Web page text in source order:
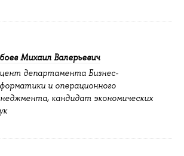
Михаил Валерьевич
департамента Бизнес-
и операционного
кандидат экономических